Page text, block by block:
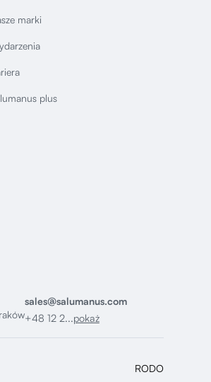
marki
plus
sales@salumanus.com
+48 12 2...pokaż
RODO